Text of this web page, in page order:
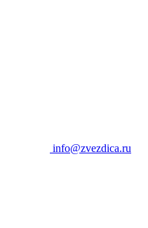
info@zvezdica.ru